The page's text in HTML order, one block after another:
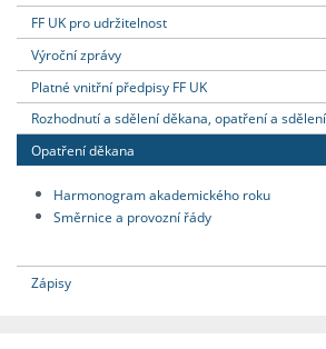
FF UK pro udržitelnost
Výroční zprávy
Platné vnitřní předpisy FF UK
Rozhodnutí a sdělení děkana, opatření a
Opatření děkana
Harmonogram akademického roku
Směrnice a provozní řády
Zápisy